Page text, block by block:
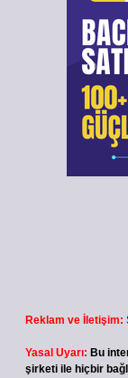
Reklam ve İletişim:
Yasal Uyarı: Bu
şirketi ile hiçbir